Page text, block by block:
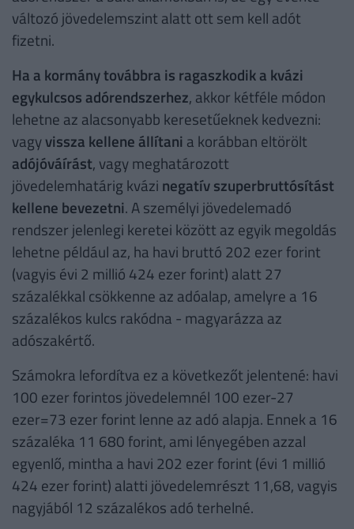
változó jövedelemszint alatt ott sem kell adót
fizetni.
Ha a kormány továbbra is ragaszkodik a kvázi
egykulcsos adórendszerhez, akkor kétféle módon
lehetne az alacsonyabb keresetűeknek kedvezni:
vagyvissza kellene állítani a korábban eltörölt
adójóváírást, vagy meghatározott
jövedelemhatárig kvázi negatív szuperbruttósítást
kellene bevezetni. A személyi jövedelemadó
rendszer jelenlegi keretei között az egyik megoldás
lehetne például az, ha havi bruttó 202 ezer forint
(vagyis évi 2 millió 424 ezer forint) alatt 27
százalékkal csökkenne az adóalap, amelyre a 16
százalékos kulcs rakódna - magyarázza az
adószakértő.
Számokra lefordítva ez a következőt jelentené: havi
100 ezer forintos jövedelemnél 100 ezer-27
ezer=73 ezer forint lenne az adó alapja. Ennek a 16
százaléka 11 680 forint, ami lényegében azzal
egyenlő, mintha a havi 202 ezer forint (évi 1 millió
424 ezer forint) alatti jövedelemrészt 11,68, vagyis
nagyjából 12 százalékos adó terhelné.